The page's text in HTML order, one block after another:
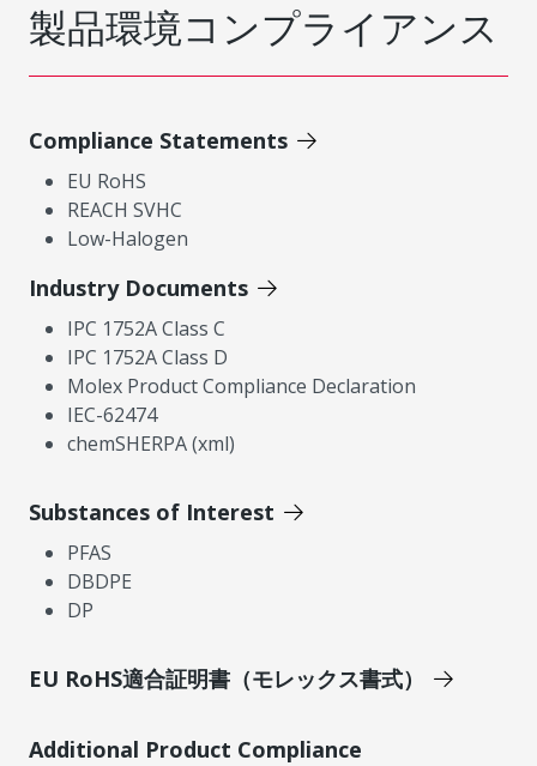
製品環境コンプライアンス
Compliance Statements
EU RoHS
REACH SVHC
Low-Halogen
Industry Documents
IPC 1752A Class C
IPC 1752A Class D
Molex Product Compliance Declaration
IEC-62474
chemSHERPA (xml)
Substances of Interest
PFAS
DBDPE
DP
EU RoHS適合証明書（モレックス書式）
Additional Product Compliance